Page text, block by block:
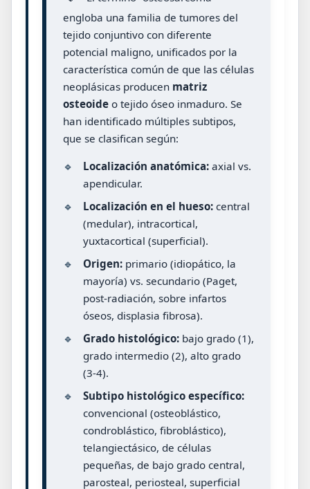
engloba una familia de tumores del
tejido conjuntivo con diferente
potencial maligno, unificados por la
característica común de que las células
neoplásicas producen matriz
osteoide o tejido óseo inmaduro. Se
han identificado múltiples subtipos,
que se clasifican según:
🔹 Localización anatómica:axial vs.
apendicular.
🔹
Localización en el hueso:central
(medular), intracortical,
yuxtacortical (superficial).
🔹
Origen:primario (idiopático, la
mayoría) vs. secundario (Paget,
post-radiación, sobre infartos
óseos, displasia fibrosa).
🔹
Grado histológico:bajo grado (1),
grado intermedio (2), alto grado
(3-4).
🔹
Subtipo histológico específico:
convencional (osteoblástico,
condroblástico, fibroblástico),
telangiectásico, de células
pequeñas, de bajo grado central,
parosteal, periosteal, superficial